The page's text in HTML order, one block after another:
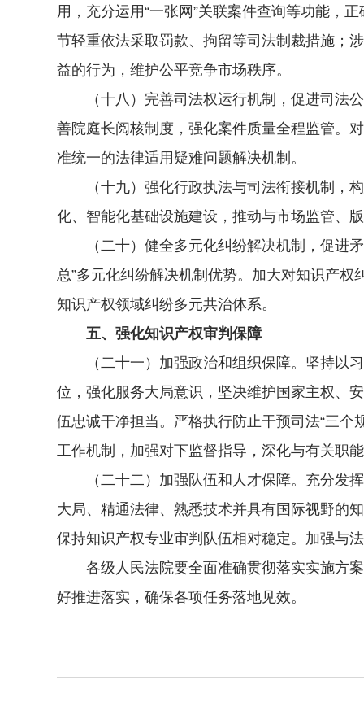
用，充分运用“一张网”关联案件查询等功能，
节轻重依法采取罚款、拘留等司法制裁措施；
益的行为，维护公平竞争市场秩序。
（十八）完善司法权运行机制，促进司法公
善院庭长阅核制度，强化案件质量全程监管。
准统一的法律适用疑难问题解决机制。
（十九）强化行政执法与司法衔接机制，构
化、智能化基础设施建设，推动与市场监管、
（二十）健全多元化纠纷解决机制，促进矛
总”多元化纠纷解决机制优势。加大对知识产
知识产权领域纠纷多元共治体系。
五、强化知识产权审判保障
（二十一）加强政治和组织保障。坚持以习
位，强化服务大局意识，坚决维护国家主权、
伍忠诚干净担当。严格执行防止干预司法“三
工作机制，加强对下监督指导，深化与有关职
（二十二）加强队伍和人才保障。充分发挥
大局、精通法律、熟悉技术并具有国际视野的
保持知识产权专业审判队伍相对稳定。加强与
各级人民法院要全面准确贯彻落实实施方案
好推进落实，确保各项任务落地见效。